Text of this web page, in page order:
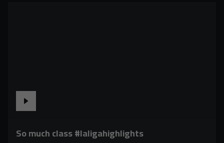
So much class #laligahighlights